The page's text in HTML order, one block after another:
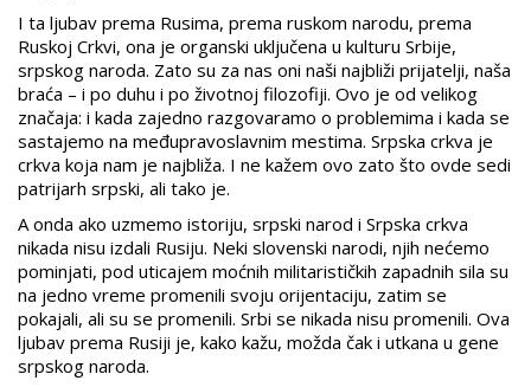
I ta ljubav prema Rusima, prema ruskom narodu, prema
Ruskoj Crkvi, ona je organski uključena u kulturu Srbije,
srpskog naroda. Zato su za nas oni naši najbliži prijatelji, naša
braća – i po duhu i po životnoj filozofiji. Ovo je od velikog
značaja: i kada zajedno razgovaramo o problemima i kada se
sastajemo na međupravoslavnim mestima. Srpska crkva je
crkva koja nam je najbliža. I ne kažem ovo zato što ovde sedi
patrijarh srpski, ali tako je.
A onda ako uzmemo istoriju, srpski narod i Srpska crkva
nikada nisu izdali Rusiju. Neki slovenski narodi, njih nećemo
pominjati, pod uticajem moćnih militarističkih zapadnih sila su
na jedno vreme promenili svoju orijentaciju, zatim se
pokajali, ali su se promenili. Srbi se nikada nisu promenili. Ova
ljubav prema Rusiji je, kako kažu, možda čak i utkana u gene
srpskog naroda.